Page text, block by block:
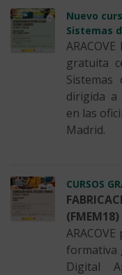
Nuevo
Sistemas
gratuita
Sistemas
dirigida a
en las
Madrid.
CURSOS
(FMEM18)
formativa
Digital